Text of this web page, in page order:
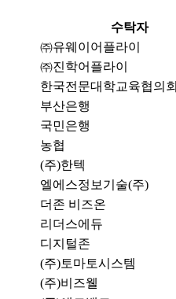
수탁자
㈜유웨이어플라이
㈜진학어플라이
한국전문대학교육협의회
부산은행
국민은행
농협
(주)한텍
엘에스정보기술(주)
더존 비즈온
리더스에듀
디지털존
(주)토마토시스템
(주)비즈웰